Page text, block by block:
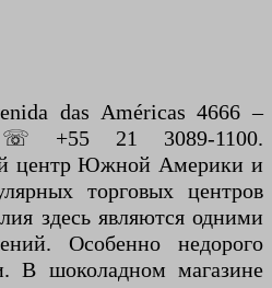
das Américas 4666 –
+55 21 3089-1100.
центр Южной Америки и
торговых центров
здесь являются одними
Особенно недорого
В шоколадном магазине